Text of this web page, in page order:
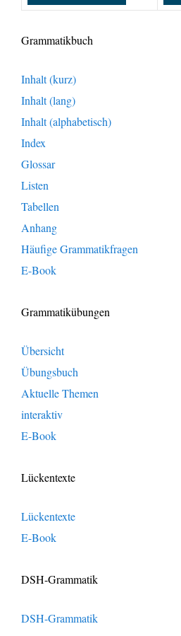
Grammatikbuch
Inhalt (kurz)
Inhalt (lang)
Inhalt (alphabetisch)
Index
Glossar
Listen
Tabellen
Anhang
Häufige Grammatikfragen
E-Book
Grammatikübungen
Übersicht
Übungsbuch
Aktuelle Themen
interaktiv
E-Book
Lückentexte
Lückentexte
E-Book
DSH-Grammatik
DSH-Grammatik